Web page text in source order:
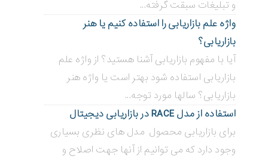
و تبلیغات سبقت گرفته...
واژه علم بازاریابی را استفاده کنیم یا هنر
بازاریابی؟
آیا با مفهوم بازاریابی آشنا هستید؟ از واژه علم
بازاریابی استفاده شود بهتر است یا واژه هنر
بازاریابی؟ سالها مورد توجه...
استفاده از مدل RACE در بازاریابی دیجیتال
برای بازاریابی محصول مدل های نظری بسیاری
وجود دارد که می توانیم از آنها جهت اصلاح و